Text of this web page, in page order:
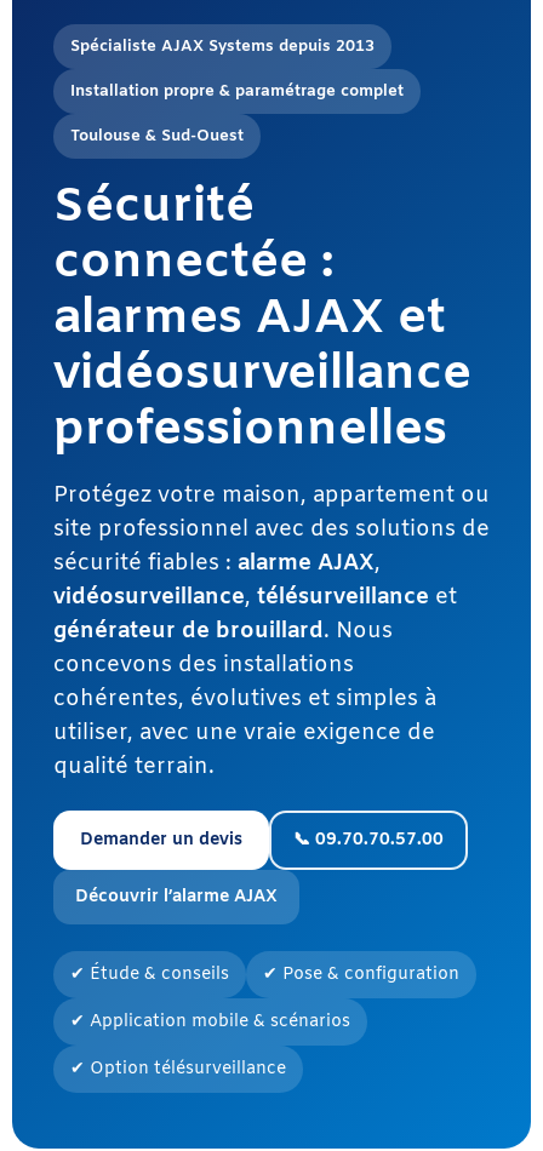
Spécialiste AJAX Systems depuis 2013
Installation propre & paramétrage complet
Toulouse & Sud-Ouest
Sécurité
connectée :
alarmes AJAX et
vidéosurveillance
professionnelles
Protégez votre maison, appartement ou
site professionnel avec des solutions de
sécurité fiables : alarme AJAX,
vidéosurveillance, télésurveillance et
générateur de brouillard. Nous
concevons des installations
cohérentes, évolutives et simples à
utiliser, avec une vraie exigence de
qualité terrain.
Demander un devis 📞 09.70.70.57.00
Découvrir l’alarme AJAX
✔ Étude & conseils ✔ Pose & configuration
✔ Application mobile & scénarios
✔ Option télésurveillance